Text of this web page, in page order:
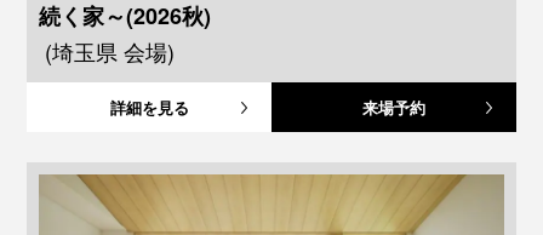
続く家～(2026秋)
(埼玉県 会場)
詳細を見る 来場予約